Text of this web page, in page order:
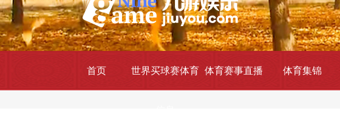
首页 世界买球赛体育 体育赛事直播 体育集锦